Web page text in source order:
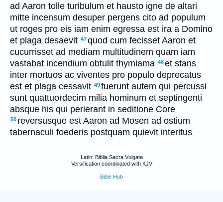
ad Aaron tolle turibulum et hausto igne de altari
mitte incensum desuper pergens cito ad populum
ut roges pro eis iam enim egressa est ira a Domino
et plaga desaevit 47quod cum fecisset Aaron et
cucurrisset ad mediam multitudinem quam iam
vastabat incendium obtulit thymiama 48et stans
inter mortuos ac viventes pro populo deprecatus
est et plaga cessavit 49fuerunt autem qui percussi
sunt quattuordecim milia hominum et septingenti
absque his qui perierant in seditione Core
50 reversusque est Aaron ad Mosen ad ostium
tabernaculi foederis postquam quievit interitus
Latin: Biblia Sacra Vulgata
Versification coordinated with KJV
Bible Hub